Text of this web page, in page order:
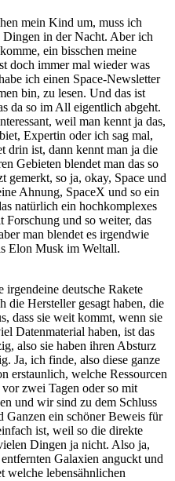
mein Kind um, muss ich
in der Nacht. Aber ich
ein bisschen meine
doch immer mal wieder was
ich einen Space-Newsletter
bin, zu lesen. Und das ist
da so im All eigentlich abgeht.
weil man kennt ja das,
Expertin oder ich sag mal,
drin ist, dann kennt man ja die
Gebieten blendet man das so
gemerkt, so ja, okay, Space und
Ahnung, SpaceX und so ein
natürlich ein hochkomplexes
und so weiter, das
man blendet es irgendwie
Elon Musk im Weltall.
irgendeine deutsche Rakete
die Hersteller gesagt haben, die
dass sie weit kommt, wenn sie
Datenmaterial haben, ist das
also sie haben ihren Absturz
Ja, ich finde, also diese ganze
erstaunlich, welche Ressourcen
zwei Tagen oder so mit
und wir sind zu dem Schluss
Ganzen ein schöner Beweis für
ist, weil so die direkte
Dingen ja nicht. Also ja,
Galaxien anguckt und
welche lebensähnlichen